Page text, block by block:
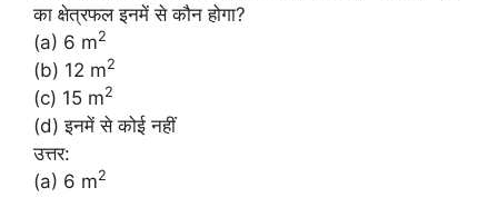
का क्षेत्रफल इनमें से कौन होगा?
(a) 6 m2
(b) 12 m2
(c) 15 m2
(d) इनमें से कोई नहीं
उत्तर:
(a) 6 m2